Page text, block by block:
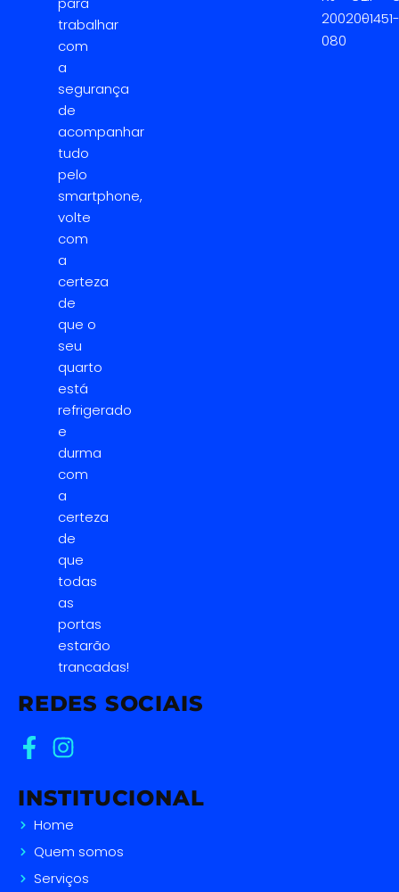
trabalhar
com
a
segurança
de
acompanhar
tudo
pelo
smartphone,
volte
com
a
certeza
de
que o
seu
quarto
está
refrigerado
e
durma
com
a
certeza
de
que
todas
as
portas
estarão
trancadas!
20020-
080
REDES SOCIAIS
INSTITUCIONAL
Home
Quem somos
Serviços